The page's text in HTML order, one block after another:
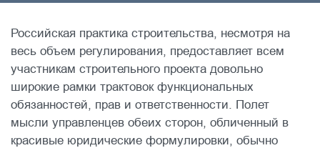
Российская практика строительства, несмотря на
весь объем регулирования, предоставляет всем
участникам строительного проекта довольно
широкие рамки трактовок функциональных
обязанностей, прав и ответственности. Полет
мысли управленцев обеих сторон, обличенный в
красивые юридические формулировки, обычно